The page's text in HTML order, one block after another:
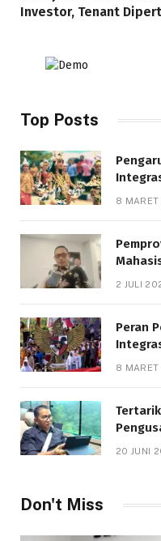
Investor, Tenant
Top Posts
8
2 JULI
Peran
8
1.000
20 JUNI
Don't Miss